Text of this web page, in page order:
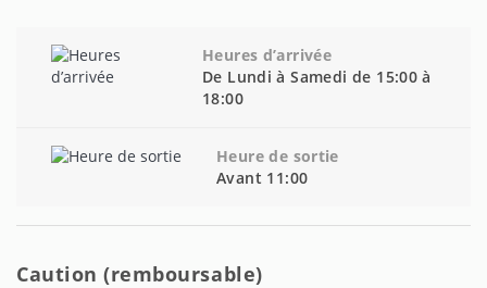
Heures d’arrivée
De Lundi à Samedi de 15:00 à
18:00
Heure de sortie
Avant 11:00
Caution (remboursable)